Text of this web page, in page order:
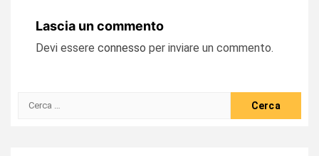
Lascia un commento
Devi essere connesso per inviare un commento.
Ricerca